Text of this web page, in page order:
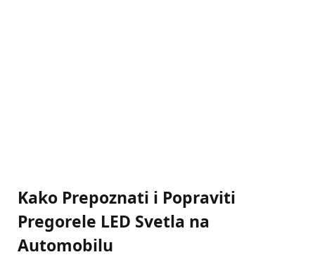
Kako Prepoznati i Popraviti
Pregorele LED Svetla na
Automobilu